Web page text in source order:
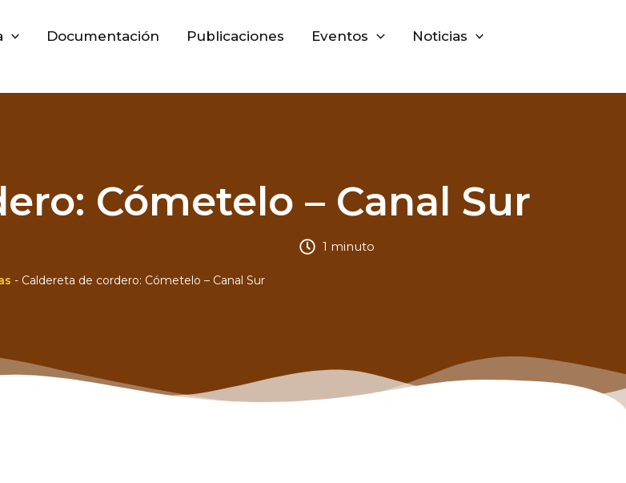
Documentación Publicaciones Eventos
Noticias
Cómetelo – Canal Sur
1 minuto
- Caldereta de cordero: Cómetelo – Canal Sur